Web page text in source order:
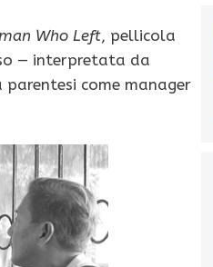
Who Left, pellicola
— interpretata da
come manager